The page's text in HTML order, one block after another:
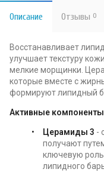
Описание Отзывы 0
Восстанавливает
улучшает текстуру
мелкие морщинки.
которые вместе с
формируют липидный
Активные
Церамиды 3 -
получают
ключевую
липидного